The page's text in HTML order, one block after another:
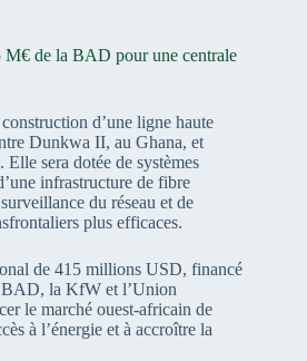
M€ de la BAD pour une centrale
d’une ligne haute
Dunkwa II, au Ghana, et
sera dotée de systèmes
infrastructure de fibre
du réseau et de
plus efficaces.
de 415 millions USD, financé
BAD, la KfW et l’Union
le marché ouest-africain de
à l’énergie et à accroître la